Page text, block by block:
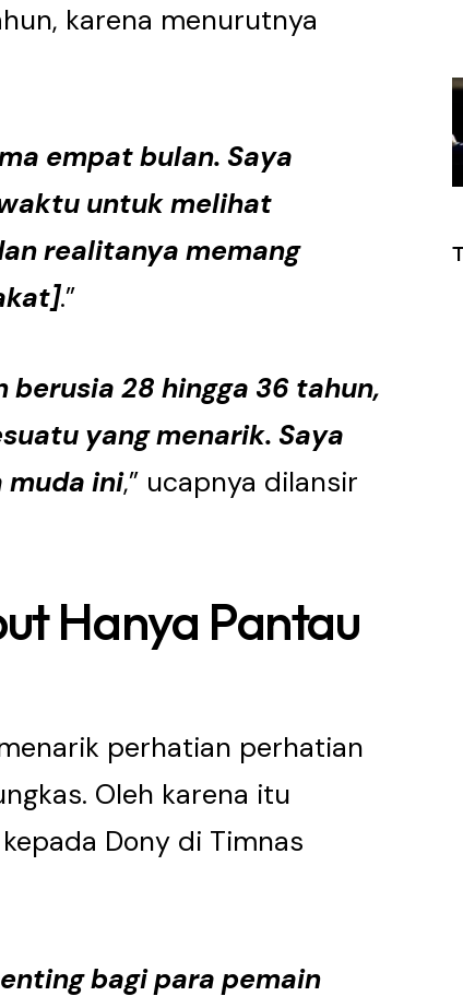
karena menurutnya
empat bulan. Saya
untuk melihat
realitanya memang
.”
28 hingga 36 tahun,
yang menarik. Saya
ini,” ucapnya dilansir
Hanya Pantau
perhatian perhatian
Oleh karena itu
Dony di Timnas
bagi para pemain